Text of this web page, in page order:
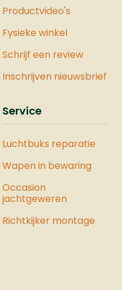
Productvideo's
Fysieke winkel
Schrijf een review
Inschrijven nieuwsbrief
Service
Luchtbuks reparatie
Wapen in bewaring
Occasion
jachtgeweren
Richtkijker montage